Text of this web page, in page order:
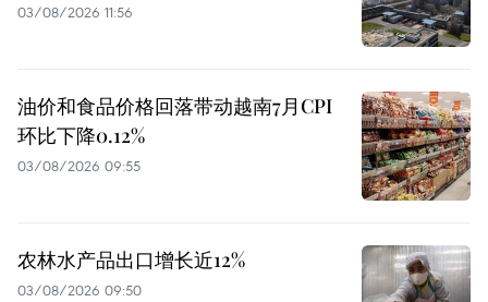
03/08/2026 11:56
油价和食品价格回落带动越南7月CPI
环比下降0.12%
03/08/2026 09:55
农林水产品出口增长近12%
03/08/2026 09:50